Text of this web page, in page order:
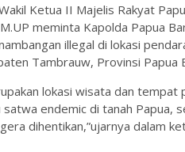
Ketua II Majelis Rakyat
meminta Kapolda Papua
illegal di lokasi
Tambrauw, Provinsi Papua
lokasi wisata dan
endemic di tanah Papua,
dihentikan,”ujarnya dalam